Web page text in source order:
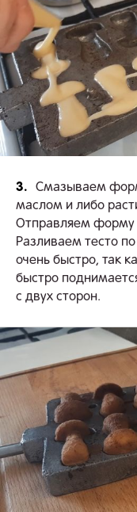
3.
Смазываем
маслом и либо
Отправляем форму
Разливаем тесто
очень быстро, так
быстро
с двух сторон.